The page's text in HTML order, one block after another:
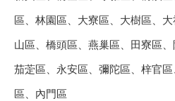
區、林園區、大寮區、大樹區、
山區、橋頭區、燕巢區、田寮區、
茄萣區、永安區、彌陀區、梓官
區、內門區